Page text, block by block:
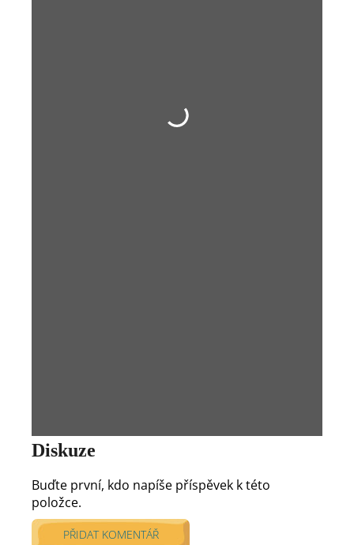
Diskuze
Buďte první, kdo napíše příspěvek k této
položce.
PŘIDAT KOMENTÁŘ